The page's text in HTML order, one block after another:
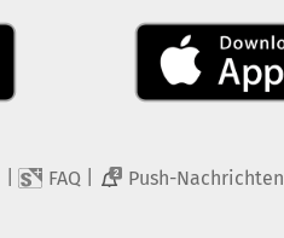
FAQ 2 Push-Nachrichten